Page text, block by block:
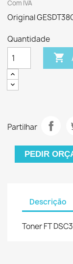
Com IVA
Original
Quantidade

Partilhar
PEDIR
Descrição
Toner FT